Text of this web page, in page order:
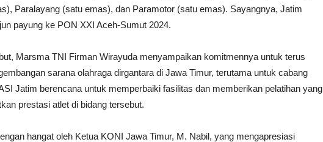
Paralayang (satu emas), dan Paramotor (satu emas). Sayangnya, Jatim
payung ke PON XXI Aceh-Sumut 2024.
Marsma TNI Firman Wirayuda menyampaikan komitmennya untuk terus
sarana olahraga dirgantara di Jawa Timur, terutama untuk cabang
Jatim berencana untuk memperbaiki fasilitas dan memberikan pelatihan yang
prestasi atlet di bidang tersebut.
hangat oleh Ketua KONI Jawa Timur, M. Nabil, yang mengapresiasi